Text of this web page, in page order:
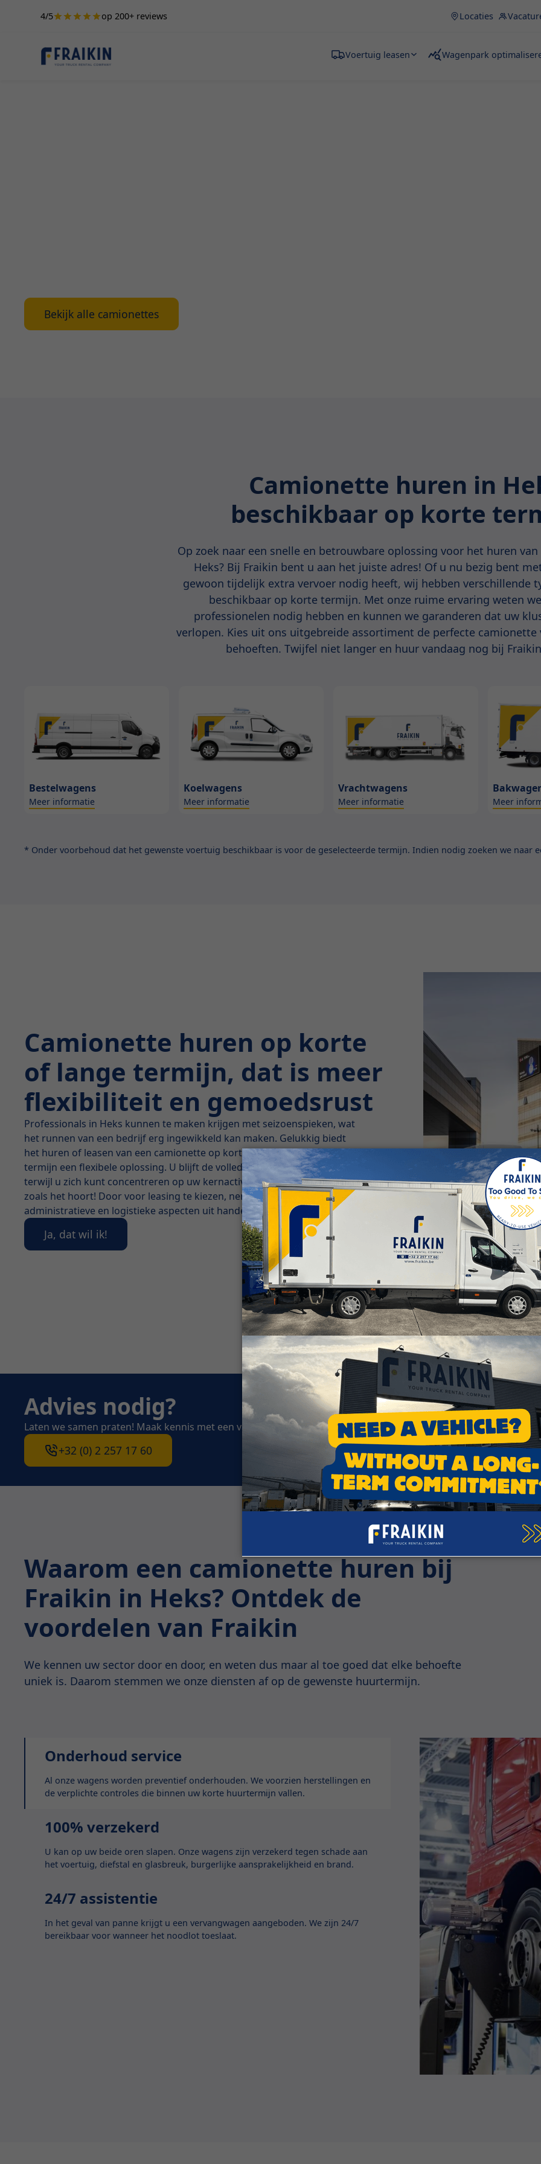
4/5 op 200+ reviews Locaties
Voertuig leasen Wagenpark
Bekijk alle camionettes
Camionette huren in
beschikbaar op korte
Op zoek naar een snelle en betrouwbare oplossing voor het huren
Heks? Bij Fraikin bent u aan het juiste adres! Of u nu bezig bent
gewoon tijdelijk extra vervoer nodig heeft, wij hebben verschillende
beschikbaar op korte termijn. Met onze ruime ervaring weten
professionelen nodig hebben en kunnen we garanderen dat uw
verlopen. Kies uit ons uitgebreide assortiment de perfecte camionette
behoeften. Twijfel niet langer en huur vandaag nog bij
Bestelwagens
Meer informatie
Koelwagens
Meer informatie
Vrachtwagens
Meer informatie Meer
* Onder voorbehoud dat het gewenste voertuig beschikbaar is voor de geselecteerde termijn. Indien nodig zoeken we naar
Camionette huren op korte
of lange termijn, dat is meer
flexibiliteit en gemoedsrust
Professionals in Heks kunnen te maken krijgen met seizoenspieken, wat
het runnen van een bedrijf erg ingewikkeld kan maken. Gelukkig biedt
het huren of leasen van een camionette op korte, middellange of lange
termijn een flexibele oplossing. U blijft de volledige controle behouden
terwijl u zich kunt concentreren op uw kernactiviteiten - en dat is precies
zoals het hoort! Door voor leasing te kiezen, nemen wij de
administratieve en logistieke aspecten uit handen.
Ja, dat wil ik!
Advies nodig?
Laten we samen praten! Maak kennis met een van onze adviseurs en ontdek samen onze oplossingen om u te
+32 (0) 2 257 17 60
Waarom een camionette huren bij
Fraikin in Heks? Ontdek de
voordelen van Fraikin
We kennen uw sector door en door, en weten dus maar al toe goed dat elke behoefte
uniek is. Daarom stemmen we onze diensten af op de gewenste huurtermijn.
Onderhoud service
Al onze wagens worden preventief onderhouden. We voorzien herstellingen en
de verplichte controles die binnen uw korte huurtermijn vallen.
100% verzekerd
U kan op uw beide oren slapen. Onze wagens zijn verzekerd tegen schade aan
het voertuig, diefstal en glasbreuk, burgerlijke aansprakelijkheid en brand.
24/7 assistentie
In het geval van panne krijgt u een vervangwagen aangeboden. We zijn 24/7
bereikbaar voor wanneer het noodlot toeslaat.